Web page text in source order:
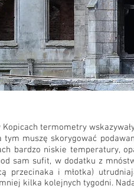
termometry
tym muszę skorygować
bardzo niskie temperatury,
sam sufit, w dodatku z
przecinaka i młotka)
kilka kolejnych tygodni.